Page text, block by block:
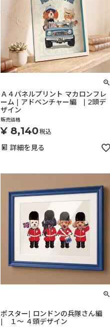
Ａ４パネルプリント マカロンフレ
ーム | アドベンチャー編 | 2頭デ
ザイン
販売価格
¥ 8,140 税込
詳細を見る
ポスター| ロンドンの兵隊さん編
| １～ ４頭デザイン